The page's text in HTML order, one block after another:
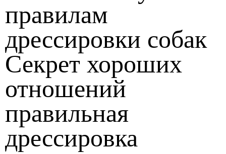
правилам
дрессировки собак
Секрет хороших
отношений
правильная
дрессировка